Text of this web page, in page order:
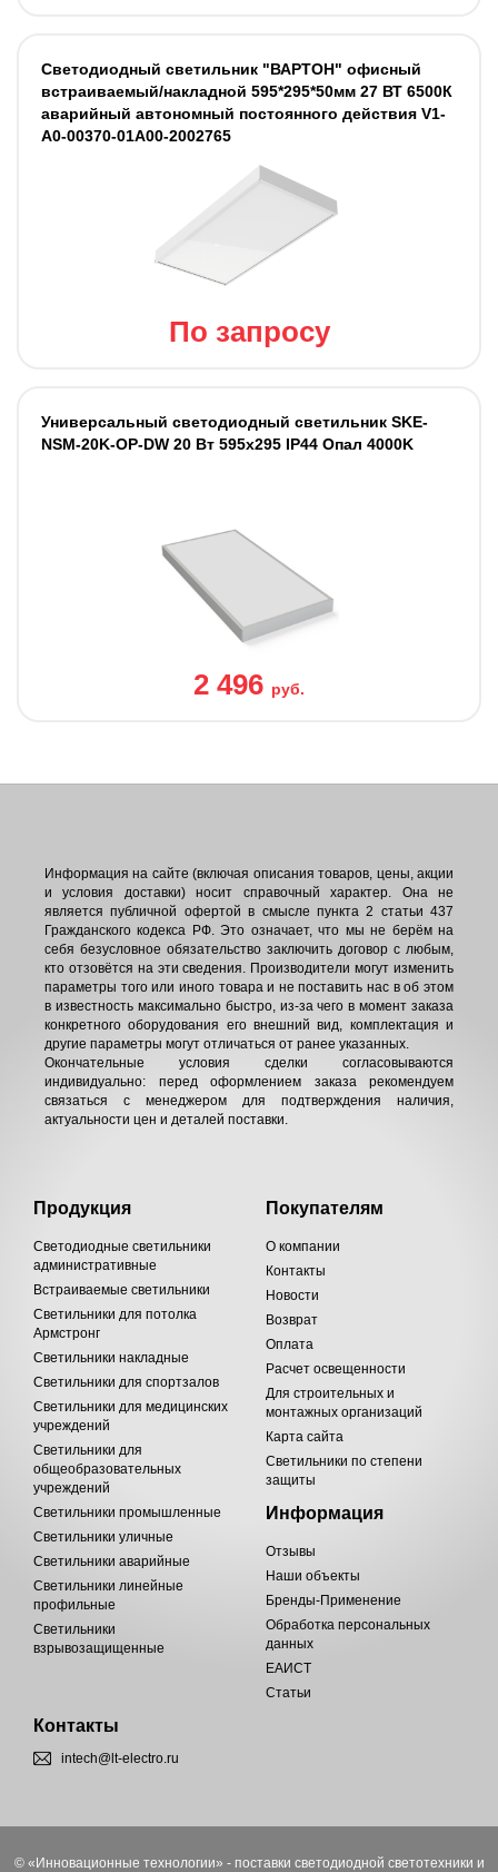
Светодиодный светильник "ВАРТОН" офисный
встраиваемый/накладной 595*295*50мм 27 ВТ 6500К
аварийный автономный постоянного действия V1-
A0-00370-01A00-2002765
По запросу
Универсальный светодиодный светильник SKE-
NSM-20K-OP-DW 20 Вт 595x295 IP44 Опал 4000K
2 496 руб.
Информация на сайте (включая описания товаров, цены, акции
и условия доставки) носит справочный характер. Она не
является публичной офертой в смысле пункта 2 статьи 437
Гражданского кодекса РФ. Это означает, что мы не берём на
себя безусловное обязательство заключить договор с любым,
кто отзовётся на эти сведения. Производители могут изменить
параметры того или иного товара и не поставить нас в об этом
в известность максимально быстро, из-за чего в момент заказа
конкретного оборудования его внешний вид, комплектация и
другие параметры могут отличаться от ранее указанных.
Окончательные условия сделки согласовываются
индивидуально: перед оформлением заказа рекомендуем
связаться с менеджером для подтверждения наличия,
актуальности цен и деталей поставки.
Продукция
Светодиодные светильники
административные
Встраиваемые светильники
Светильники для потолка
Армстронг
Светильники накладные
Светильники для спортзалов
Светильники для медицинских
учреждений
Светильники для
общеобразовательных
учреждений
Светильники промышленные
Светильники уличные
Светильники аварийные
Светильники линейные
профильные
Светильники
взрывозащищенные
Покупателям
О компании
Контакты
Новости
Возврат
Оплата
Расчет освещенности
Для строительных и
монтажных организаций
Карта сайта
Светильники по степени
защиты
Информация
Отзывы
Наши объекты
Бренды-Применение
Обработка персональных
данных
ЕАИСТ
Статьи
Контакты
intech@lt-electro.ru
© «Инновационные технологии» - поставки светодиодной светотехники и